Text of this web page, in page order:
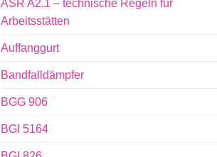
ASR A2.1 – technische Regeln für
Arbeitsstätten
Auffanggurt
Bandfalldämpfer
BGG 906
BGI 5164